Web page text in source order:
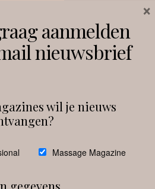
aanmelden
nieuwsbrief
wil je nieuws
Massage Magazine
gegevens
×